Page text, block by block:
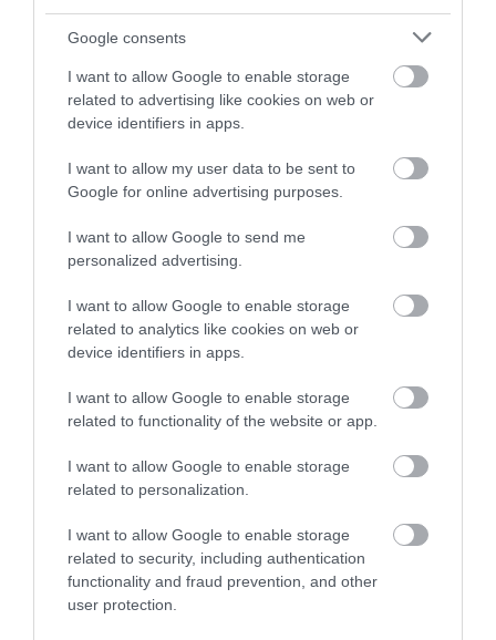
Google consents
I want to allow Google to enable storage
related to advertising like cookies on web or
device identifiers in apps.
I want to allow my user data to be sent to
Google for online advertising purposes.
I want to allow Google to send me
personalized advertising.
I want to allow Google to enable storage
related to analytics like cookies on web or
device identifiers in apps.
I want to allow Google to enable storage
related to functionality of the website or app.
I want to allow Google to enable storage
related to personalization.
I want to allow Google to enable storage
related to security, including authentication
functionality and fraud prevention, and other
user protection.
25.01.2024 | 15:05
PRONEWS.GR /ΦΥΣΗ
Αποπνικτική η ατμόσφαιρα στα
Ιωάννινα: «Κοκτέιλ» υγρασίας,
25.12.2023 | 22:43